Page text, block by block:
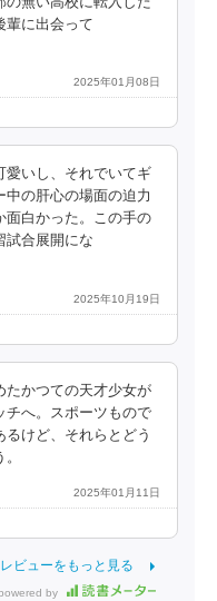
輩に出会って
2025年01月08日
愛いし、それでいてギ
中の肝心の場面の迫力
面白かった。この手の
試合展開にな
2025年10月19日
たかつての天才少女が
チへ。スポーツもので
けど、それらとどう
2025年01月11日
レビューをもっと見る
by